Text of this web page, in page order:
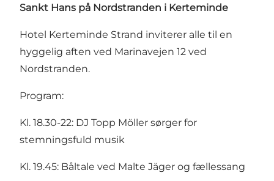
Sankt Hans på Nordstranden i Kerteminde
Hotel Kerteminde Strand inviterer alle til en
hyggelig aften ved Marinavejen 12 ved
Nordstranden.
Program:
Kl. 18.30-22: DJ Topp Möller sørger for
stemningsfuld musik
Kl. 19.45: Båltale ved Malte Jäger og fællessang